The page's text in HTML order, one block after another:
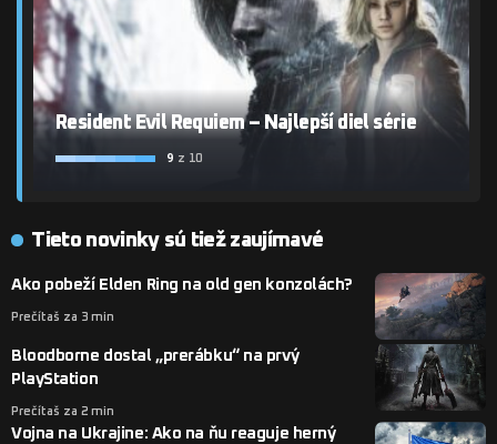
Resident Evil Requiem – Najlepší diel série
9 z 10
Tieto novinky sú tiež zaujímavé
Ako pobeží Elden Ring na old gen konzolách?
Prečítaš za 3 min
Bloodborne dostal „prerábku“ na prvý
PlayStation
Prečítaš za 2 min
Vojna na Ukrajine: Ako na ňu reaguje herný